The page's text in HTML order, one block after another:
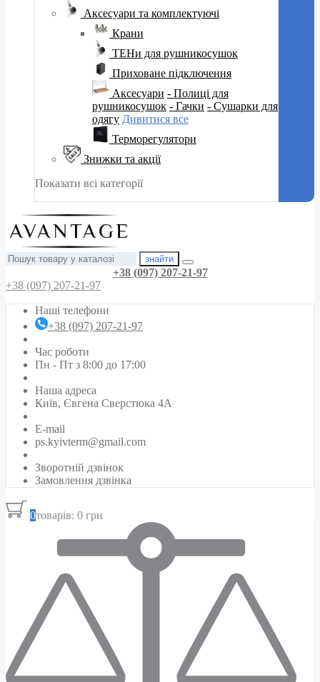
Аксесуари та комплектуючі
Крани
ТЕНи для рушникосушок
Приховане підключення
Аксесуари - Полиці для
рушникосушок - Гачки - Сушарки для
одягу Дивитися все
Терморегулятори
Знижки та акції
Показати всі категорії
знайти
+38 (097) 207-21-97
+38 (097) 207-21-97
Наші телефони
+38 (097) 207-21-97
Час роботи
Пн - Пт з 8:00 до 17:00
Наша адреса
Київ, Євгена Сверстюка 4А
E-mail
ps.kyivterm@gmail.com
Зворотній дзвінок
Замовлення дзвінка
0товарів: 0 грн